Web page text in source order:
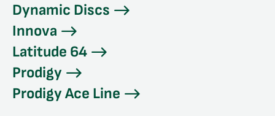
Dynamic Discs
Innova
Latitude 64
Prodigy
Prodigy Ace Line